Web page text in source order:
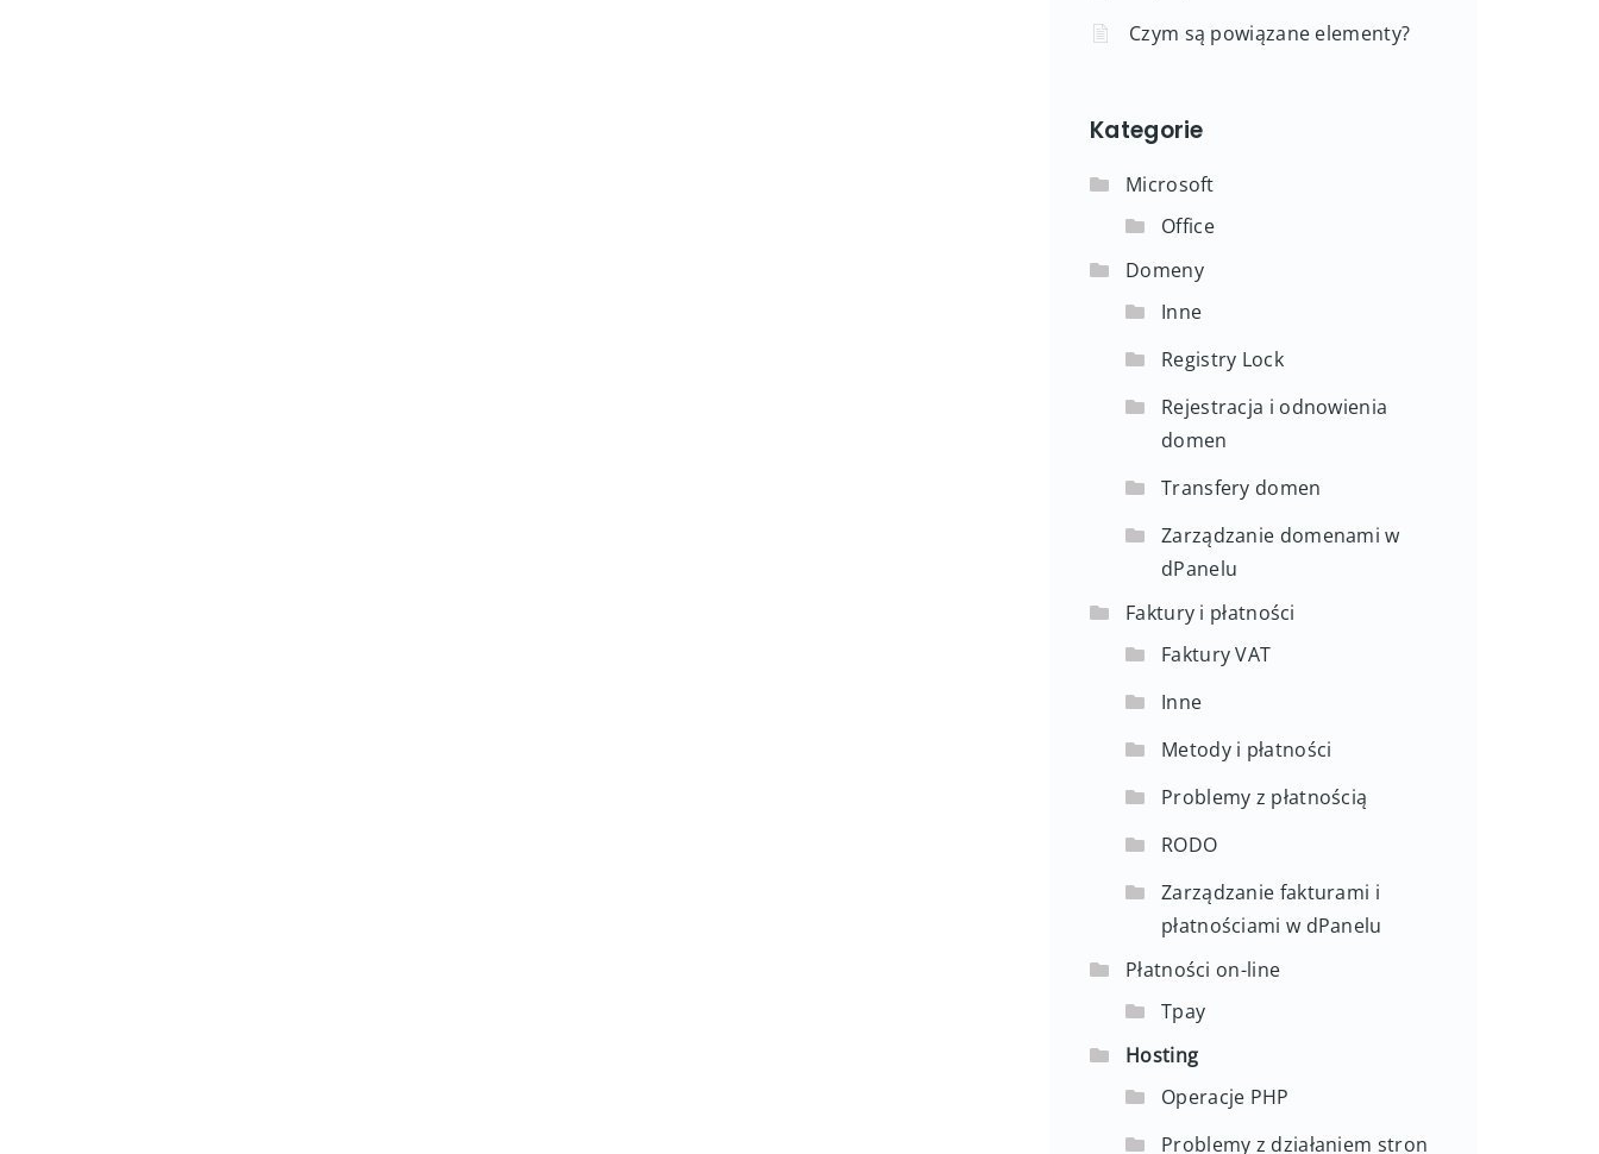
Czym są powiązane elementy?
Kategorie
Microsoft
Office
Domeny
Inne
Registry Lock
Rejestracja i odnowienia
domen
Transfery domen
Zarządzanie domenami w
dPanelu
Faktury i płatności
Faktury VAT
Inne
Metody i płatności
Problemy z płatnością
RODO
Zarządzanie fakturami i
płatnościami w dPanelu
Płatności on-line
Tpay
Hosting
Operacje PHP
Problemy z działaniem stron